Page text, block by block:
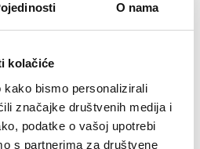
O nama
kolačiće
kako bismo personalizirali
značajke društvenih medija i
podatke o vašoj upotrebi
s partnerima za društvene
360cm
Gusto
3D (PE) + PVC